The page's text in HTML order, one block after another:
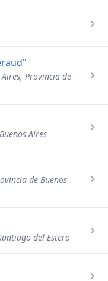
Provincia de
Aires
de Buenos
del Estero